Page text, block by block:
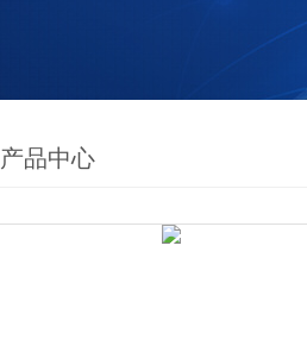
产品中心